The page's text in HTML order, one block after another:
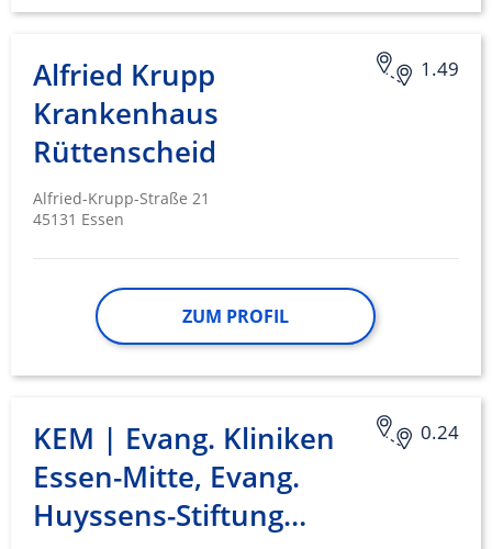
1.49
Alfried Krupp
Krankenhaus
Rüttenscheid
Alfried-Krupp-Straße 21
45131 Essen
ZUM PROFIL
0.24
KEM | Evang. Kliniken
Essen-Mitte, Evang.
Huyssens-Stiftung…